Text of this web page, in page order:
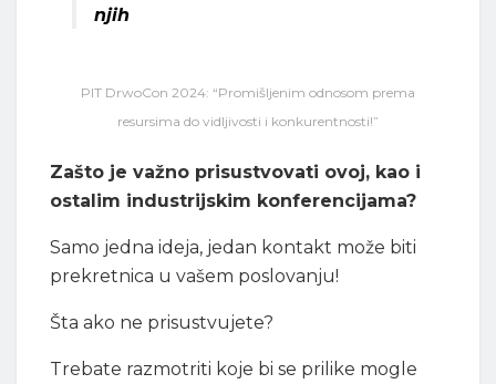
njih
PIT DrwoCon 2024: “Promišljenim odnosom prema
resursima do vidljivosti i konkurentnosti!”
Zašto je važno prisustvovati ovoj, kao i
ostalim industrijskim konferencijama?
Samo jedna ideja, jedan kontakt može biti
prekretnica u vašem poslovanju!
Šta ako ne prisustvujete?
Trebate razmotriti koje bi se prilike mogle